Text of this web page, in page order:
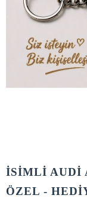
İSİMLİ AUDİ
ÖZEL -